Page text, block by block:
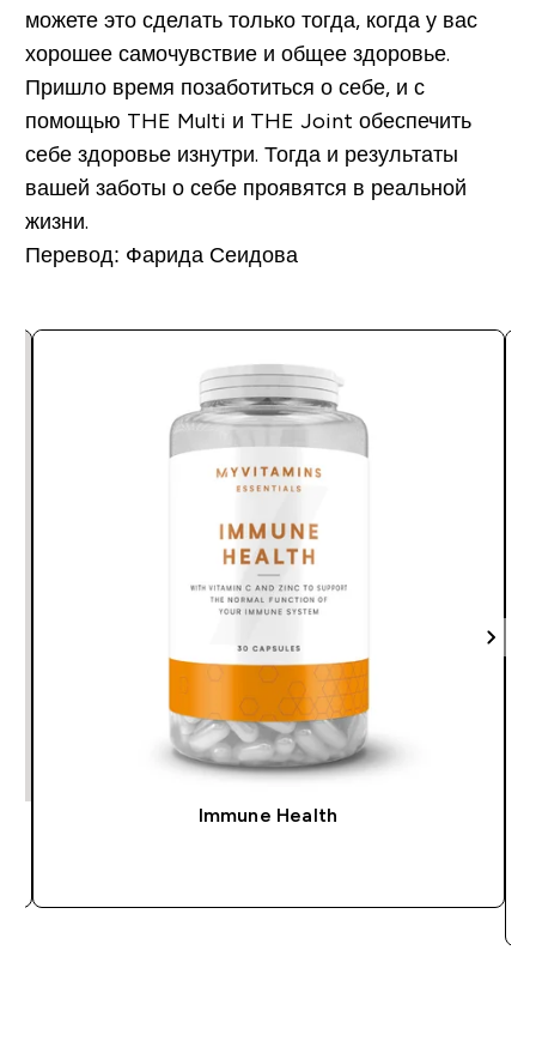
можете это сделать только тогда, когда у вас
хорошее самочувствие и общее здоровье.
Пришло время позаботиться о себе, и с
помощью THE Multi и THE Joint обеспечить
себе здоровье изнутри. Тогда и результаты
вашей заботы о себе проявятся в реальной
жизни.
Перевод: Фарида Сеидова
Immune Health